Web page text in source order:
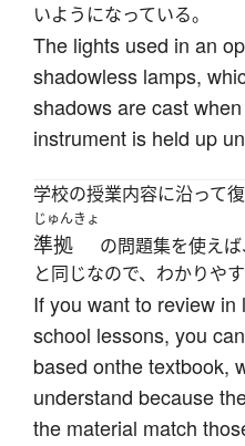
いようになっている。
The lights used in an
shadowless lamps,
shadows are cast
instrument is held up
学校の授業内容に沿って
じゅんきょ
準拠
の問題集を使え
と同じなので、わかりやす
If you want to review
school lessons, you
based onthe textbook,
understand because
the material match